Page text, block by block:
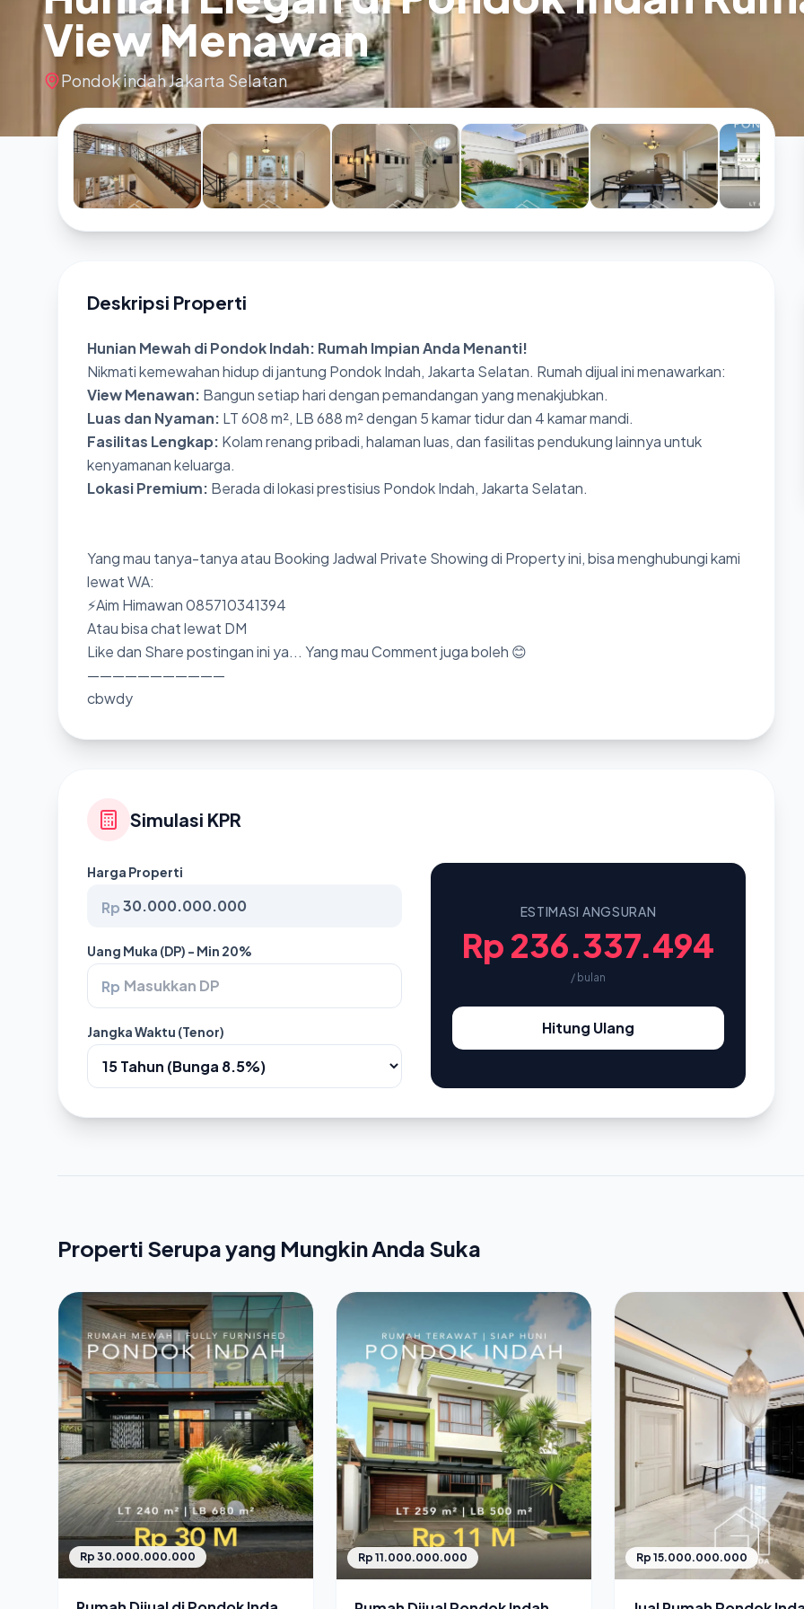
View Menawan
Pondok indah Jakarta Selatan
Deskripsi Properti
Hunian Mewah di Pondok Indah: Rumah Impian Anda Menanti!
Nikmati kemewahan hidup di jantung Pondok Indah, Jakarta Selatan. Rumah dijual ini menawarkan:
View Menawan: Bangun setiap hari dengan pemandangan yang menakjubkan.
Luas dan Nyaman: LT 608 m², LB 688 m² dengan 5 kamar tidur dan 4 kamar mandi.
Fasilitas Lengkap: Kolam renang pribadi, halaman luas, dan fasilitas pendukung lainnya untuk
kenyamanan keluarga.
Lokasi Premium: Berada di lokasi prestisius Pondok Indah, Jakarta Selatan.
Yang mau tanya-tanya atau Booking Jadwal Private Showing di Property ini, bisa menghubungi kami
lewat WA:
⚡Aim Himawan 085710341394
Atau bisa chat lewat DM
Like dan Share postingan ini ya... Yang mau Comment juga boleh 😊
———————————
cbwdy
Simulasi KPR
Harga Properti
Rp
Uang Muka (DP) - Min 20%
Rp
Jangka Waktu (Tenor)
ESTIMASI ANGSURAN
Rp 236.337.494
/ bulan
Hitung Ulang
Properti Serupa yang Mungkin Anda Suka
Rp 30.000.000.000 Rp 11.000.000.000 Rp 15.000.000.000